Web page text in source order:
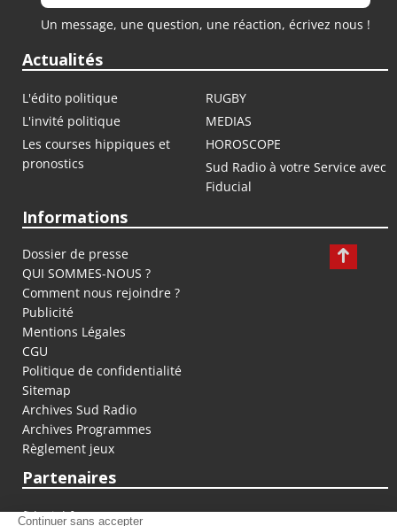
Un message, une question, une réaction, écrivez nous !
Actualités
L'édito politique
RUGBY
L'invité politique
MEDIAS
Les courses hippiques et
pronostics
HOROSCOPE
Sud Radio à votre Service avec
Fiducial
Informations
Dossier de presse
QUI SOMMES-NOUS ?
Comment nous rejoindre ?
Publicité
Mentions Légales
CGU
Politique de confidentialité
Sitemap
Archives Sud Radio
Archives Programmes
Règlement jeux
Partenaires
fiducial.fr